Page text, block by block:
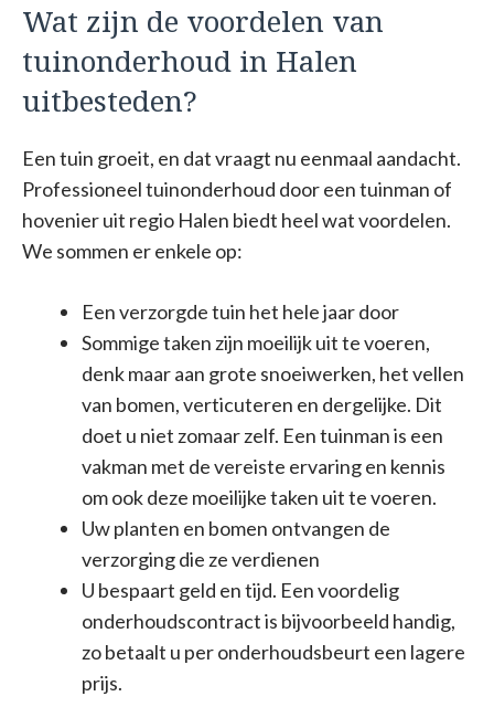
Wat zijn de voordelen van
tuinonderhoud in Halen
uitbesteden?
Een tuin groeit, en dat vraagt nu eenmaal aandacht.
Professioneel tuinonderhoud door een tuinman of
hovenier uit regio Halen biedt heel wat voordelen.
We sommen er enkele op:
Een verzorgde tuin het hele jaar door
Sommige taken zijn moeilijk uit te voeren,
denk maar aan grote snoeiwerken, het vellen
van bomen, verticuteren en dergelijke. Dit
doet u niet zomaar zelf. Een tuinman is een
vakman met de vereiste ervaring en kennis
om ook deze moeilijke taken uit te voeren.
Uw planten en bomen ontvangen de
verzorging die ze verdienen
U bespaart geld en tijd. Een voordelig
onderhoudscontract is bijvoorbeeld handig,
zo betaalt u per onderhoudsbeurt een lagere
prijs.